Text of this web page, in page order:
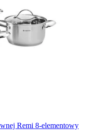
Remi 8-elementowy